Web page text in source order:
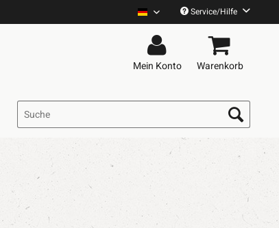
Sondaschule Deutsch
Service/Hilfe
Mein Konto Warenkorb